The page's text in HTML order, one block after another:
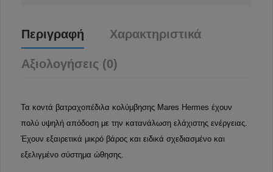
Περιγραφή Χαρακτηριστικά
Αξιολογήσεις (0)
Τα κοντά βατραχοπέδιλα κολύμβησης Mares Hermes έχουν
πολύ υψηλή απόδοση με την κατανάλωση ελάχιστης ενέργειας.
Έχουν εξαιρετικά μικρό βάρος και ειδικά σχεδιασμένο και
εξελιγμένο σύστημα ώθησης.